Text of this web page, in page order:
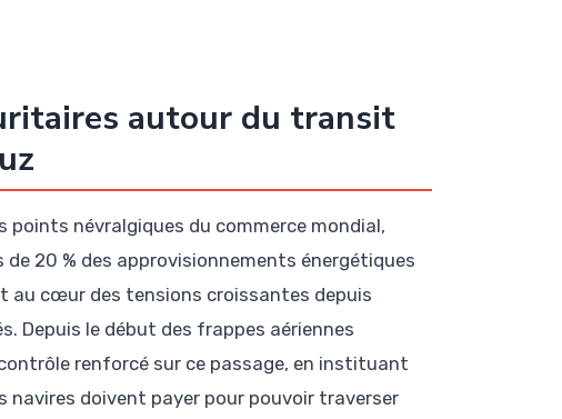
autour du transit
points névralgiques du commerce mondial,
20 % des approvisionnements énergétiques
cœur des tensions croissantes depuis
Depuis le début des frappes aériennes
renforcé sur ce passage, en instituant
doivent payer pour pouvoir traverser